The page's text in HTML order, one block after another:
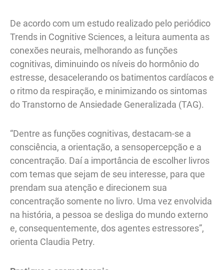
De acordo com um estudo realizado pelo periódico
Trends in Cognitive Sciences, a leitura aumenta as
conexões neurais, melhorando as funções
cognitivas, diminuindo os níveis do hormônio do
estresse, desacelerando os batimentos cardíacos e
o ritmo da respiração, e minimizando os sintomas
do Transtorno de Ansiedade Generalizada (TAG).
“Dentre as funções cognitivas, destacam-se a
consciência, a orientação, a sensopercepção e a
concentração. Daí a importância de escolher livros
com temas que sejam de seu interesse, para que
prendam sua atenção e direcionem sua
concentração somente no livro. Uma vez envolvida
na história, a pessoa se desliga do mundo externo
e, consequentemente, dos agentes estressores”,
orienta Claudia Petry.